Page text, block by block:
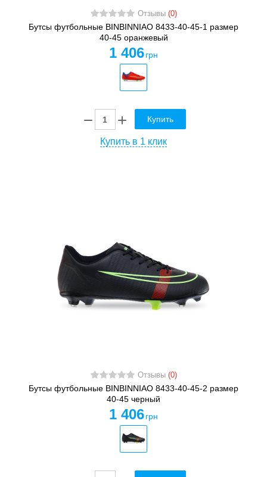
Отзывы (0)
Бутсы футбольные BINBINNIAO 8433-40-45-1 размер
40-45 оранжевый
1 406 грн
Купить
Купить в 1 клик
Отзывы (0)
Бутсы футбольные BINBINNIAO 8433-40-45-2 размер
40-45 черный
1 406 грн